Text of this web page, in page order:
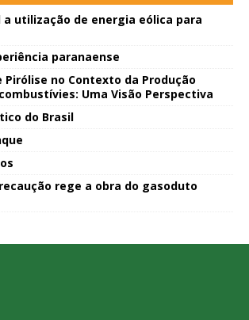
a utilização de energia eólica para
paranaense
Pirólise no Contexto da Produção
Uma Visão Perspectiva
do Brasil
rege a obra do gasoduto